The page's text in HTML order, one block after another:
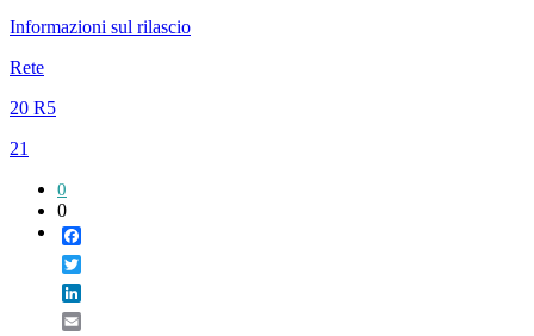
Informazioni sul rilascio
Rete
20 R5
21
0
0